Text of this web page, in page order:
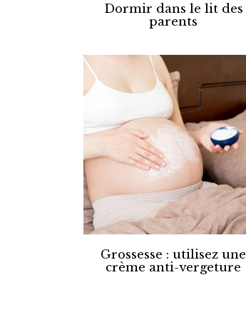
Dormir dans le lit des
parents
Grossesse : utilisez une
crème anti-vergeture